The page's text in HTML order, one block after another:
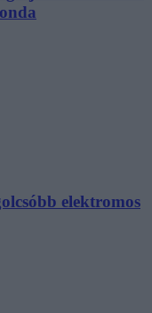
elektromos